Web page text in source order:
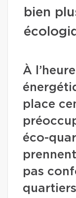
bien
À
place
éco-
pas